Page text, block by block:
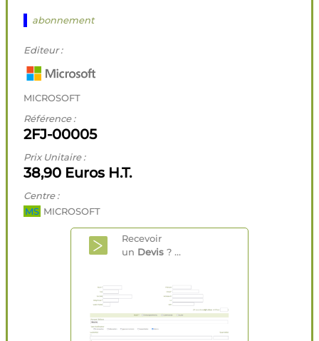
abonnement
Editeur :
MICROSOFT
Référence :
2FJ-00005
Prix Unitaire :
38,90 Euros H.T.
Centre :
MS MICROSOFT
Recevoir
un Devis ? ...